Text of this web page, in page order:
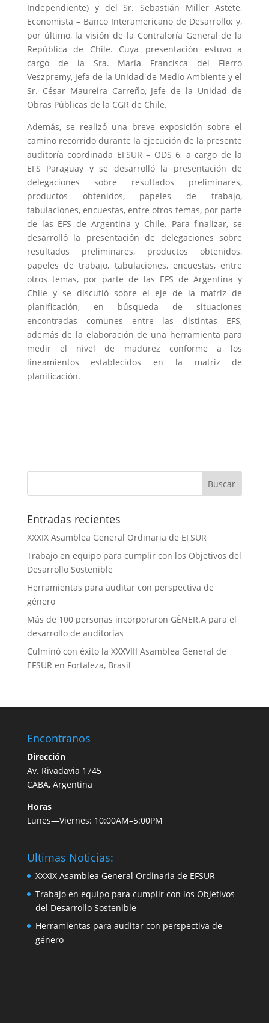
Independiente) y del Sr. Sebastián Miller Astete,
Economista – Banco Interamericano de Desarrollo; y,
por último, la visión de la Contraloría General de la
República de Chile. Cuya presentación estuvo a
cargo de la Sra. María Francisca del Fierro
Veszpremy, Jefa de la Unidad de Medio Ambiente y el
Sr. César Maureira Carreño, Jefe de la Unidad de
Obras Públicas de la CGR de Chile.
Además, se realizó una breve exposición sobre el
camino recorrido durante la ejecución de la presente
auditoría coordinada EFSUR – ODS 6, a cargo de la
EFS Paraguay y se desarrolló la presentación de
delegaciones sobre resultados preliminares,
productos obtenidos, papeles de trabajo,
tabulaciones, encuestas, entre otros temas, por parte
de las EFS de Argentina y Chile. Para finalizar, se
desarrolló la presentación de delegaciones sobre
resultados preliminares, productos obtenidos,
papeles de trabajo, tabulaciones, encuestas, entre
otros temas, por parte de las EFS de Argentina y
Chile y se discutió sobre el eje de la matriz de
planificación, en búsqueda de situaciones
encontradas comunes entre las distintas EFS,
además de la elaboración de una herramienta para
medir el nivel de madurez conforme a los
lineamientos establecidos en la matriz de
planificación.
Entradas recientes
XXXIX Asamblea General Ordinaria de EFSUR
Trabajo en equipo para cumplir con los Objetivos del
Desarrollo Sostenible
Herramientas para auditar con perspectiva de
género
Más de 100 personas incorporaron GÉNER.A para el
desarrollo de auditorías
Culminó con éxito la XXXVIII Asamblea General de
EFSUR en Fortaleza, Brasil
Encontranos
Dirección
Av. Rivadavia 1745
CABA, Argentina
Horas
Lunes—Viernes: 10:00AM–5:00PM
Ultimas Noticias:
XXXIX Asamblea General Ordinaria de EFSUR
Trabajo en equipo para cumplir con los Objetivos
del Desarrollo Sostenible
Herramientas para auditar con perspectiva de
género